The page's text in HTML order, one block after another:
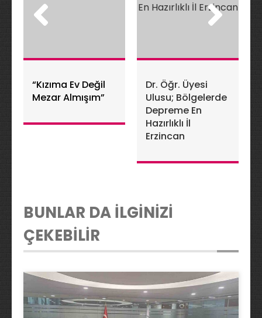
“Kızıma Ev Değil
Mezar Almışım”
Dr. Öğr. Üyesi
Ulusu; Bölgelerde
Depreme En
Hazırlıklı İl
Erzincan
BUNLAR DA İLGİNİZİ
ÇEKEBİLİR